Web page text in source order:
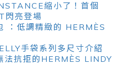
縮小了！首個
亮登場
：低調精緻的 HERMÈS
手袋系列多尺寸介紹
法抗拒的HERMÈS LINDY